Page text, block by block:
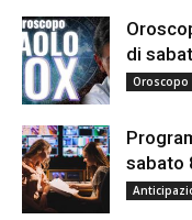
di
Oroscopo
sabato